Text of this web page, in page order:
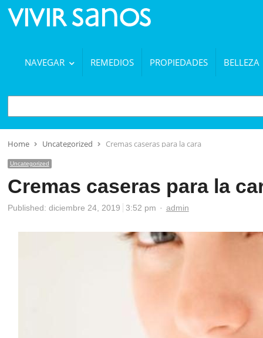
NAVEGAR REMEDIOS PROPIEDADES BELLEZA
BUSCAR
Home Uncategorized Cremas caseras para la cara
Uncategorized
Cremas caseras para la
Published: diciembre 24, 2019 3:52 pm Author
admin